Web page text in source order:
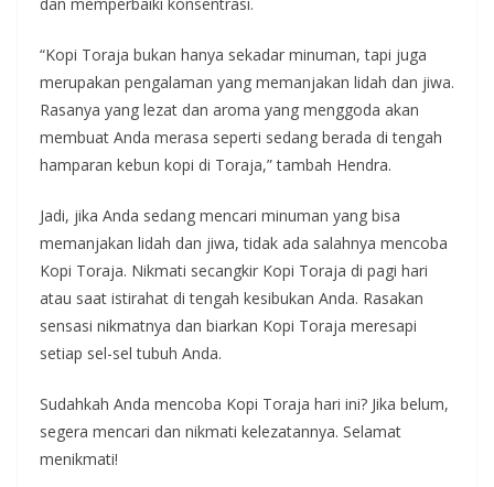
“Kopi Toraja bukan hanya sekadar minuman, tapi juga
merupakan pengalaman yang memanjakan lidah dan jiwa.
Rasanya yang lezat dan aroma yang menggoda akan
membuat Anda merasa seperti sedang berada di tengah
hamparan kebun kopi di Toraja,” tambah Hendra.
Jadi, jika Anda sedang mencari minuman yang bisa
memanjakan lidah dan jiwa, tidak ada salahnya mencoba
Kopi Toraja. Nikmati secangkir Kopi Toraja di pagi hari
atau saat istirahat di tengah kesibukan Anda. Rasakan
sensasi nikmatnya dan biarkan Kopi Toraja meresapi
setiap sel-sel tubuh Anda.
Sudahkah Anda mencoba Kopi Toraja hari ini? Jika belum,
segera mencari dan nikmati kelezatannya. Selamat
menikmati!